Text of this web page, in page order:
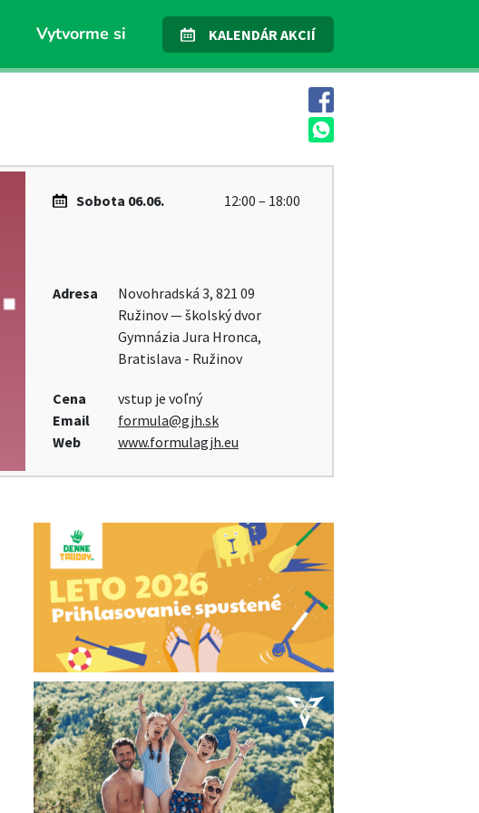
Vytvorme si KALENDÁR AKCIÍ
Sobota 06.06. 12:00 – 18:00
Adresa
Novohradská 3, 821 09
Ružinov — školský dvor
Gymnázia Jura Hronca,
Bratislava - Ružinov
Cena
vstup je voľný
Email
formula@gjh.sk
Web
www.formulagjh.eu